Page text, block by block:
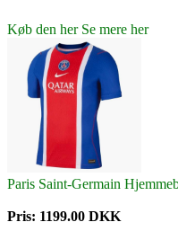
Køb den herSe mere her
Paris Saint-Germain
Pris: 1199.00 DKK